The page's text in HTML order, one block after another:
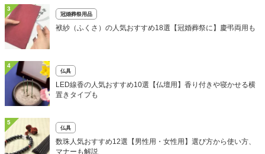
3
冠婚葬祭用品
袱紗（ふくさ）の人気おすすめ18選【冠婚葬祭に】慶弔両用も
4
仏具
LED線香の人気おすすめ10選【仏壇用】香り付きや寝かせる横
置きタイプも
5
仏具
数珠人気おすすめ12選【男性用・女性用】選び方から使い方、
マナーも解説